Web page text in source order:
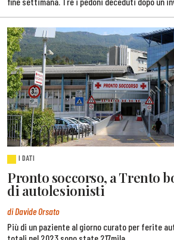
I DATI
Pronto soccorso, a Trento
di autolesionisti
di Davide Orsato
Più di un paziente al giorno curato per ferite
totali nel 2023 sono state 217mila